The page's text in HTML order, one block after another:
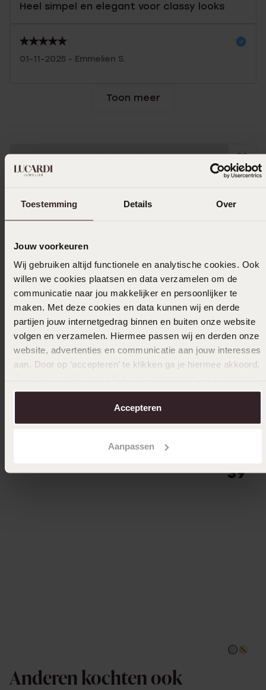
Toestemming Details Over
Jouw voorkeuren
Wij gebruiken altijd functionele en analytische cookies. Ook
willen we cookies plaatsen en data verzamelen om de
communicatie naar jou makkelijker en persoonlijker te
maken. Met deze cookies en data kunnen wij en derde
partijen jouw internetgedrag binnen en buiten onze website
volgen en verzamelen. Hiermee passen wij en derden onze
website, advertenties en communicatie aan jouw interesses
aan. Door op ‘accepteren’ te klikken ga je hiermee akkoord.
over in onscookiebeleid.
Accepteren
Aanpassen
Heel simpel en elegant voor classy looks
01-11-2025 - Emmelien S.
Toon meer
Uitverkocht
Gerecycled zilveren basisketting gourmet
schakel
Duurzamer
39
Anderen kochten ook